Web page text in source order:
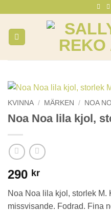
content
KVINNA / MÄRKEN / NOA
Noa Noa lila kjol,
290 kr
Noa Noa lila kjol, storlek
missvisande. Fodrad. Fina